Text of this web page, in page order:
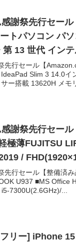
行セール 【Amazon.co.jp
トパソコン パ
第 13 世代 イン
メモリ
バッテ
限定】
先行セール【
Slim 3 14.0イ
ー搭載 13620H メモ
行セール 【整備済み品】
極薄FUJITSU
/
メモリ/SSD
(整備済
先行セール【整備済
U937 ■MS Office
7300U(2.6GHz)/...
リー] iPhone